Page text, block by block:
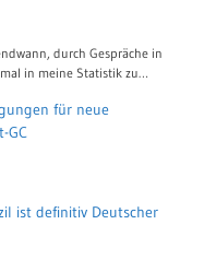
durch Gespräche in
in meine Statistik zu…
für neue
GC
ist definitiv Deutscher